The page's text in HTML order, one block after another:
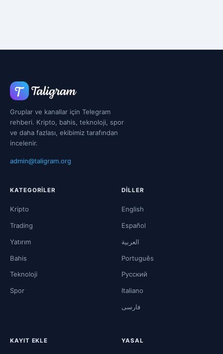
Gruplar ve kanallar için Telegram
rehberi. Kripto, bahis, teknoloji, spor
ve daha fazlası, ekibimiz tarafından
incelenir.
admin@taligram.org
KATEGORILER
Kripto
Trading
Yatırım
Bahis
Teknoloji
Spor
DILLER
English
Español
العربية
Português
Русский
Italiano
فارسی
KAYIT EKLE YASAL